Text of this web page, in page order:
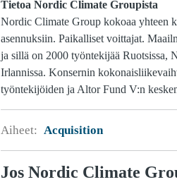
Tietoa Nordic Climate Groupista
Nordic Climate Group kokoaa yhteen
asennuksiin. Paikalliset voittajat.
ja sillä on 2000 työntekijää Ruotsissa,
Irlannissa. Konsernin
työntekijöiden ja Altor Fund V:n
Aiheet: Acquisition
Jos Nordic Climate